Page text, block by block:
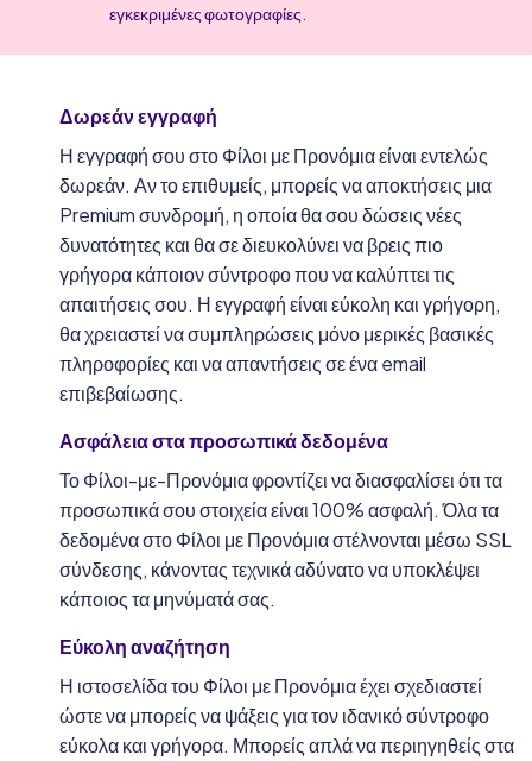
εγκεκριμένες φωτογραφίες.
Δωρεάν εγγραφή
Η εγγραφή σου στο Φίλοι με Προνόμια είναι εντελώς
δωρεάν. Αν το επιθυμείς, μπορείς να αποκτήσεις μια
Premium συνδρομή, η οποία θα σου δώσεις νέες
δυνατότητες και θα σε διευκολύνει να βρεις πιο
γρήγορα κάποιον σύντροφο που να καλύπτει τις
απαιτήσεις σου. Η εγγραφή είναι εύκολη και γρήγορη,
θα χρειαστεί να συμπληρώσεις μόνο μερικές βασικές
πληροφορίες και να απαντήσεις σε ένα email
επιβεβαίωσης.
Ασφάλεια στα προσωπικά δεδομένα
Το Φίλοι-με-Προνόμια φροντίζει να διασφαλίσει ότι τα
προσωπικά σου στοιχεία είναι 100% ασφαλή. Όλα τα
δεδομένα στο Φίλοι με Προνόμια στέλνονται μέσω SSL
σύνδεσης, κάνοντας τεχνικά αδύνατο να υποκλέψει
κάποιος τα μηνύματά σας.
Εύκολη αναζήτηση
Η ιστοσελίδα του Φίλοι με Προνόμια έχει σχεδιαστεί
ώστε να μπορείς να ψάξεις για τον ιδανικό σύντροφο
εύκολα και γρήγορα. Μπορείς απλά να περιηγηθείς στα